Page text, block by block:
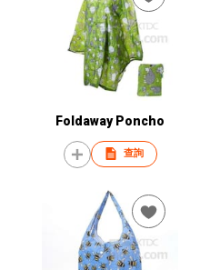
Foldaway Poncho
查詢